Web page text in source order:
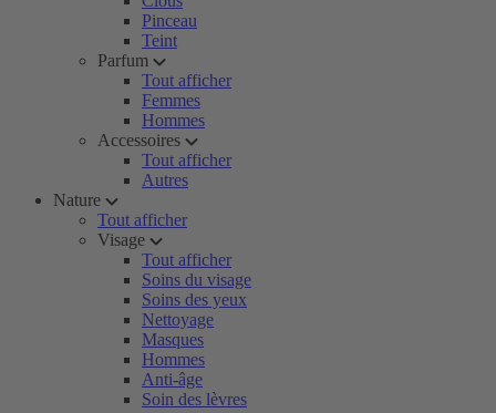
Pinceau
Teint
Parfum
Tout afficher
Femmes
Hommes
Accessoires
Tout afficher
Autres
Nature
Tout afficher
Visage
Tout afficher
Soins du visage
Soins des yeux
Nettoyage
Masques
Hommes
Anti-âge
Soin des lèvres